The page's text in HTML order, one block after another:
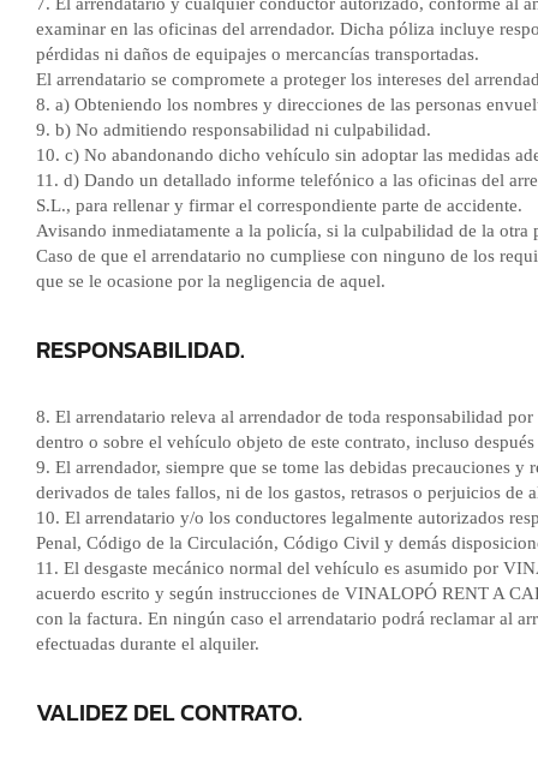
7. El arrendatario y cualquier conductor autorizado, conforme al
examinar en las oficinas del arrendador. Dicha póliza incluye
pérdidas ni daños de equipajes o mercancías transportadas.
El arrendatario se compromete a proteger los intereses del
8. a) Obteniendo los nombres y direcciones de las personas
9. b) No admitiendo responsabilidad ni culpabilidad.
10. c) No abandonando dicho vehículo sin adoptar las medidas
11. d) Dando un detallado informe telefónico a las oficinas del
S.L., para rellenar y firmar el correspondiente parte de accidente.
Avisando inmediatamente a la policía, si la culpabilidad de la otra
Caso de que el arrendatario no cumpliese con ninguno de los
que se le ocasione por la negligencia de aquel.
RESPONSABILIDAD.
8. El arrendatario releva al arrendador de toda responsabilidad
dentro o sobre el vehículo objeto de este contrato, incluso
9. El arrendador, siempre que se tome las debidas precauciones
derivados de tales fallos, ni de los gastos, retrasos o perjuicios
10. El arrendatario y/o los conductores legalmente autorizados
Penal, Código de la Circulación, Código Civil y demás
11. El desgaste mecánico normal del vehículo es asumido por
acuerdo escrito y según instrucciones de VINALOPÓ RENT A
con la factura. En ningún caso el arrendatario podrá reclamar al
efectuadas durante el alquiler.
VALIDEZ DEL CONTRATO.